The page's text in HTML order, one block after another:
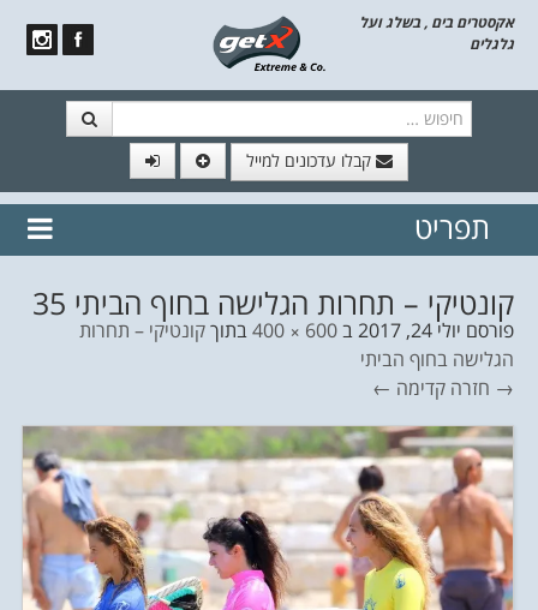
אקסטרים בים , בשלג ועל
גלגלים
קבלו עדכונים למייל
// הצטרף לרשימת תפוצה!
נשמח
תפריט
קונטיקי – תחרות הגלישה בחוף הביתי 35
פורסם יולי 24, 2017 ב600 × 400 בתוךקונטיקי – תחרות
הגלישה בחוף הביתי
→ חזרה קדימה ←